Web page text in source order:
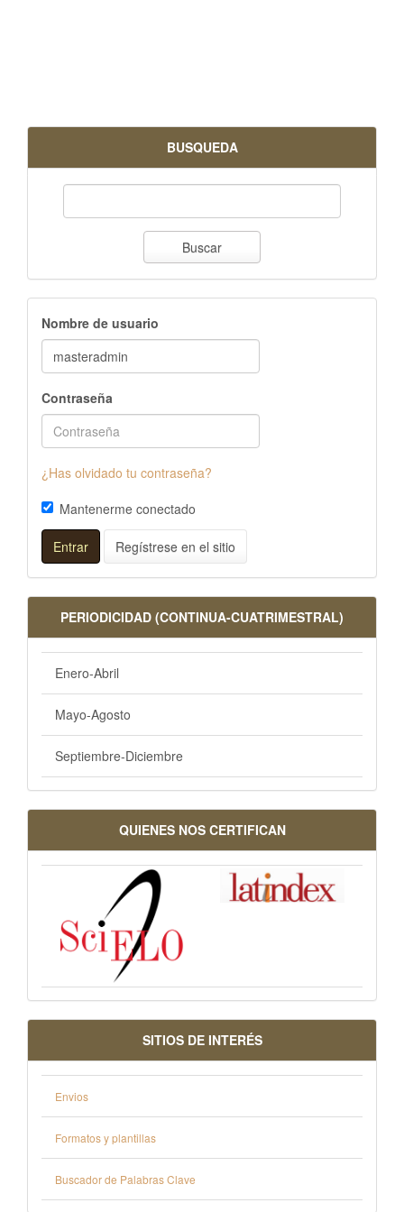
BUSQUEDA
Buscar
Nombre de usuario
Contraseña
¿Has olvidado tu contraseña?
Mantenerme conectado
Entrar Regístrese en el sitio
PERIODICIDAD (CONTINUA-CUATRIMESTRAL)
Enero-Abril
Mayo-Agosto
Septiembre-Diciembre
QUIENES NOS CERTIFICAN
SITIOS DE INTERÉS
Envios
Formatos y plantillas
Buscador de Palabras Clave